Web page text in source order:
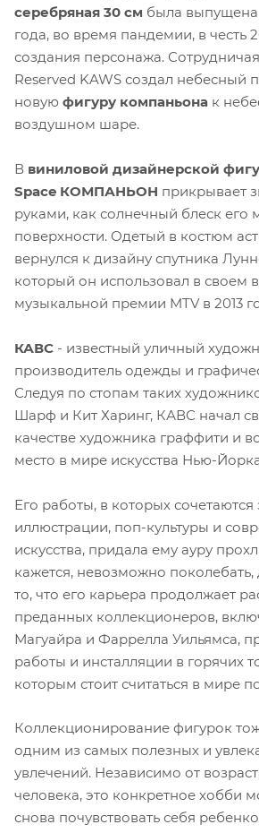
серебряная 30 см была выпущена
года, во время пандемии, в честь
создания персонажа.
Reserved KAWS создал небесный
новую фигуру компаньона к
воздушном шаре.
В виниловой дизайнерской
Space КОМПАНЬОН прикрывает
руками, как солнечный блеск его
поверхности. Одетый в костюм
вернулся к дизайну спутника
который он использовал в своем
музыкальной премии MTV в 2013
КАВС - известный уличный
производитель одежды и
Следуя по стопам таких
Шарф и Кит Харинг, КАВС начал
качестве художника граффити и
место в мире искусства Нью-
Его работы, в которых
иллюстрации, поп-культуры и
искусства, придала ему ауру
кажется, невозможно
то, что его карьера продолжает
преданных коллекционеров,
Магуайра и Фаррелла Уильямса,
работы и инсталляции в горячих
которым стоит считаться в мире
Коллекционирование фигурок
одним из самых полезных и
увлечений. Независимо от
человека, это конкретное хобби
снова почувствовать себя